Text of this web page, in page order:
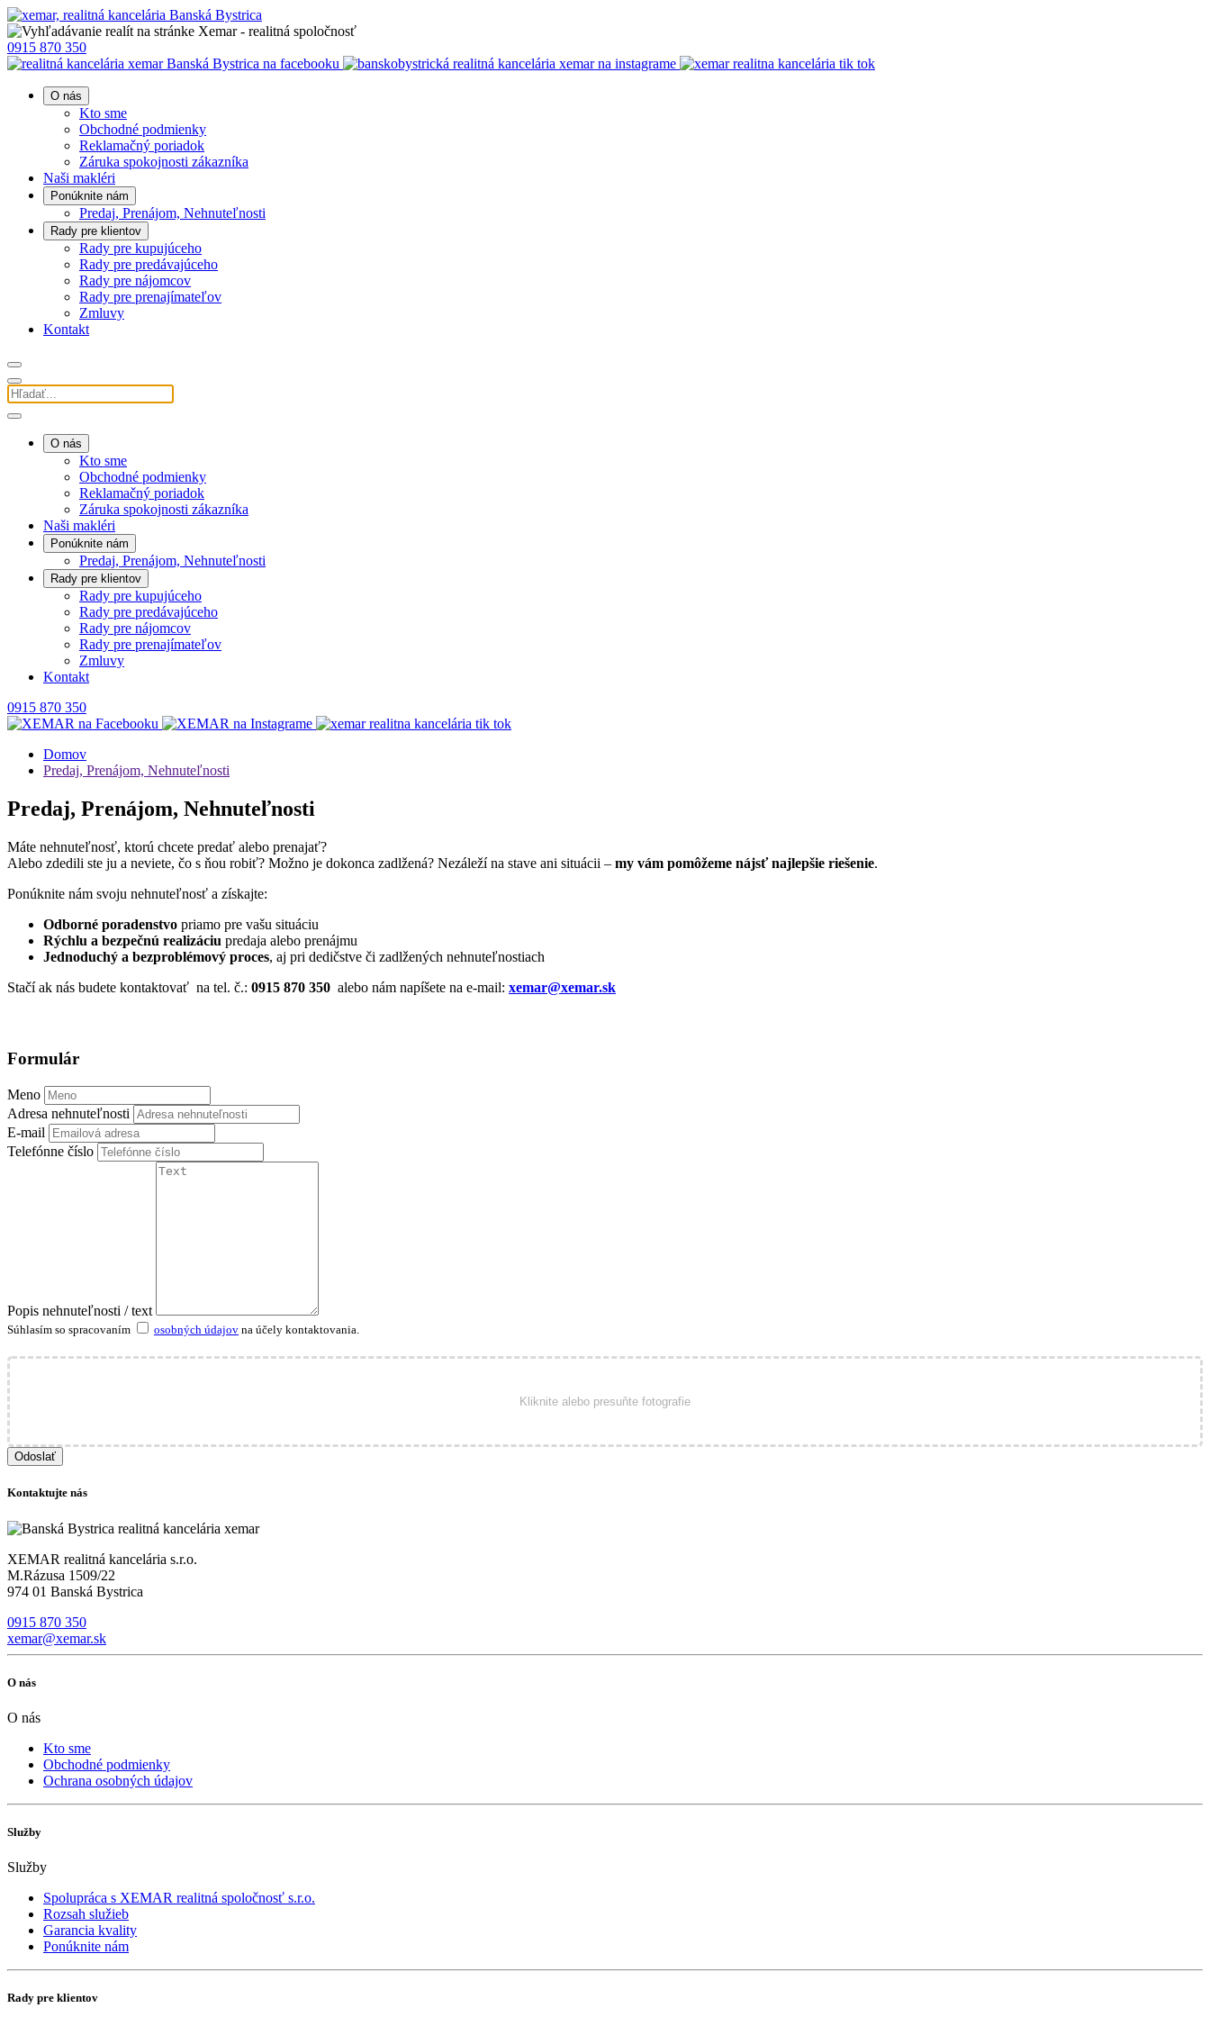
0915 870 350
O nás
Kto sme
Obchodné podmienky
Reklamačný poriadok
Záruka spokojnosti zákazníka
Naši makléri
Ponúknite nám
Predaj, Prenájom, Nehnuteľnosti
Rady pre klientov
Rady pre kupujúceho
Rady pre predávajúceho
Rady pre nájomcov
Rady pre prenajímateľov
Zmluvy
Kontakt
O nás
Kto sme
Obchodné podmienky
Reklamačný poriadok
Záruka spokojnosti zákazníka
Naši makléri
Ponúknite nám
Predaj, Prenájom, Nehnuteľnosti
Rady pre klientov
Rady pre kupujúceho
Rady pre predávajúceho
Rady pre nájomcov
Rady pre prenajímateľov
Zmluvy
Kontakt
0915 870 350
Domov
Predaj, Prenájom, Nehnuteľnosti
Predaj, Prenájom, Nehnuteľnosti
Máte nehnuteľnosť, ktorú chcete predať alebo prenajať?
Alebo zdedili ste ju a neviete, čo s ňou robiť? Možno je dokonca zadlžená? Nezáleží na stave ani situácii – my vám pomôžeme nájsť najlepšie riešenie.
Ponúknite nám svoju nehnuteľnosť a získajte:
Odborné poradenstvo priamo pre vašu situáciu
Rýchlu a bezpečnú realizáciu predaja alebo prenájmu
Jednoduchý a bezproblémový proces, aj pri dedičstve či zadlžených nehnuteľnostiach
Stačí ak nás budete kontaktovať na tel. č.: 0915 870 350 alebo nám napíšete na e-mail: xemar@xemar.sk
Formulár
Meno
Adresa nehnuteľnosti
E-mail
Telefónne číslo
Popis nehnuteľnosti / text
Súhlasím so spracovaním osobných údajov na účely kontaktovania.
Kliknite alebo presuňte fotografie
Odoslať
Kontaktujte nás
XEMAR realitná kancelária s.r.o.
M.Rázusa 1509/22
974 01 Banská Bystrica
0915 870 350
xemar@xemar.sk
O nás
O nás
Kto sme
Obchodné podmienky
Ochrana osobných údajov
Služby
Služby
Spolupráca s XEMAR realitná spoločnosť s.r.o.
Rozsah služieb
Garancia kvality
Ponúknite nám
Rady pre klientov